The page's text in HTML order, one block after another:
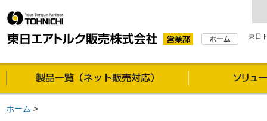
東日
製品一覧（通信販売
ホーム >